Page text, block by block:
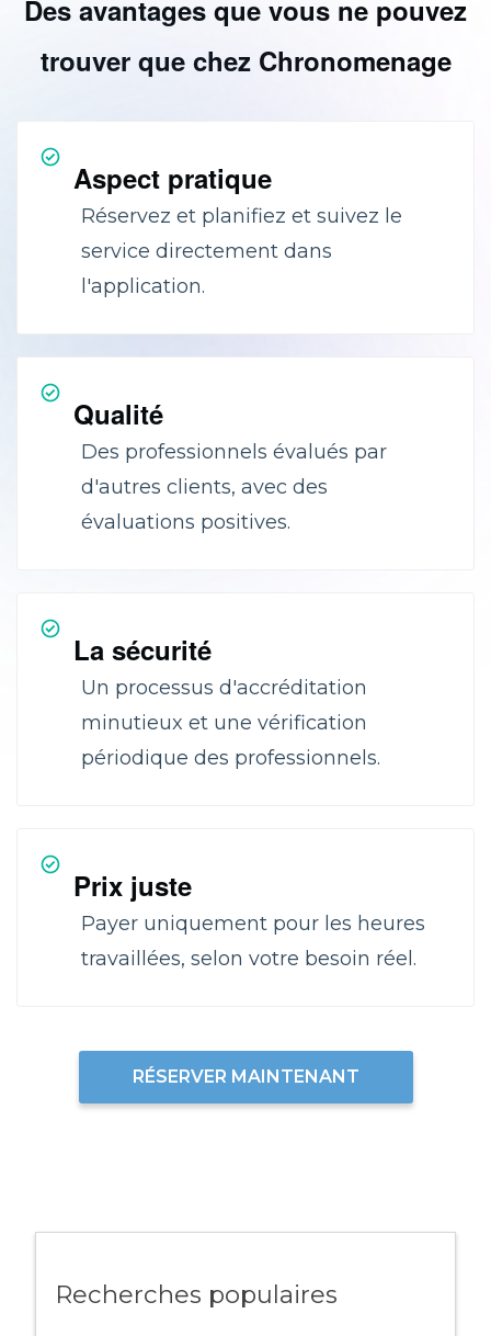
Des avantages que vous ne pouvez
trouver que chez Chronomenage
Aspect pratique
Réservez et planifiez et suivez le
service directement dans
l'application.
Qualité
Des professionnels évalués par
d'autres clients, avec des
évaluations positives.
La sécurité
Un processus d'accréditation
minutieux et une vérification
périodique des professionnels.
Prix juste
Payer uniquement pour les heures
travaillées, selon votre besoin réel.
RÉSERVER MAINTENANT
Recherches populaires